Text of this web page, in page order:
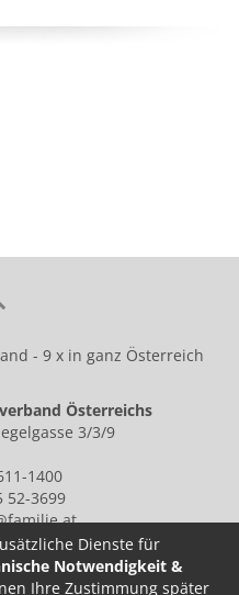
- 9 x in ganz Österreich
Österreichs
3/3/9
1400
52-3699
Dienste für
Notwendigkeit &
Ihre Zustimmung später